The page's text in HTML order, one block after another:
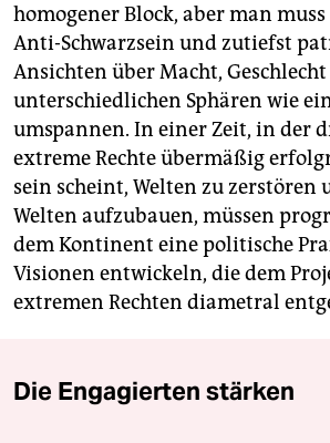
homogener Block, aber man muss
Anti-Schwarzsein und zutiefst
Ansichten über Macht,
unterschiedlichen Sphären wie
umspannen. In einer Zeit, in der
extreme Rechte übermäßig
sein scheint, Welten zu zerstören
Welten aufzubauen, müssen
dem Kontinent eine politische
Visionen entwickeln, die dem
extremen Rechten diametral
Die Engagierten stärken